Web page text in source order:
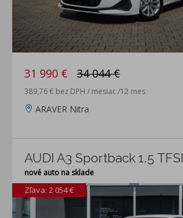
31 990 € 34 044 €
389,76 € bez DPH / mesiac /12 mes
ARAVER Nitra
AUDI A3 Sportback 1.5 TFSI
nové auto na sklade
Zľava: 2 054 €